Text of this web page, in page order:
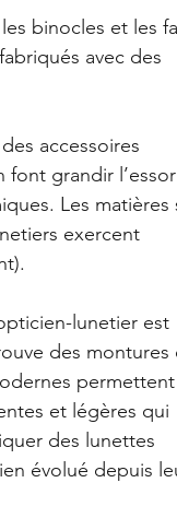
binocles et les
avec des
accessoires
font grandir
Les matières
exercent
lunetier est
des montures
et légères qui
des lunettes
évolué depuis